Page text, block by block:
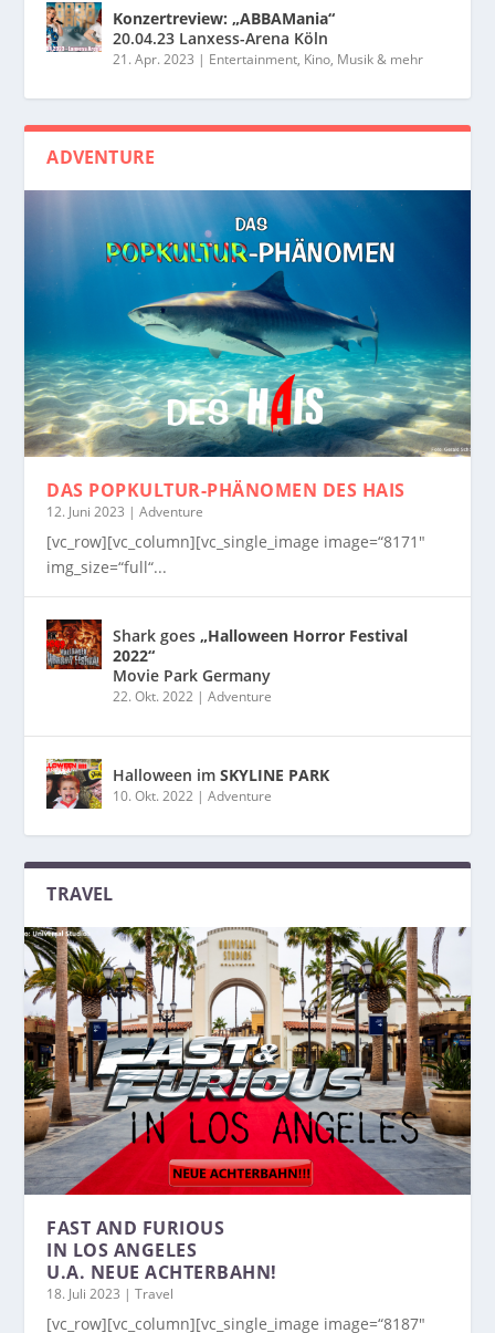
Konzertreview: „ABBAMania“
20.04.23 Lanxess-Arena Köln
21. Apr. 2023 | Entertainment, Kino, Musik & mehr
ADVENTURE
DAS POPKULTUR-PHÄNOMEN DES HAIS
12. Juni 2023 |Adventure
[vc_row][vc_column][vc_single_image image=“8171″
img_size=“full“...
Shark goes„Halloween Horror Festival
2022“
Movie Park Germany
22. Okt. 2022 |Adventure
Halloween imSKYLINE PARK
10. Okt. 2022 |Adventure
TRAVEL
FAST AND FURIOUS
IN LOS ANGELES
U.A. NEUE ACHTERBAHN!
18. Juli 2023 |Travel
[vc_row][vc_column][vc_single_image image=“8187″